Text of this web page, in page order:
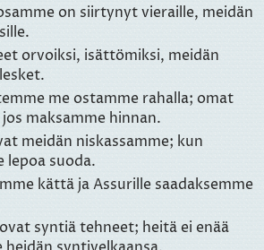
on siirtynyt vieraille, meidän
orvoiksi, isättömiksi, meidän
me ostamme rahalla; omat
maksamme hinnan.
meidän niskassamme; kun
lepoa suoda.
kättä ja Assurille saadaksemme
syntiä tehneet; heitä ei enää